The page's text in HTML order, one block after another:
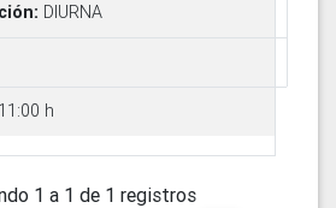
DIURNA
h
1 a 1 de 1 registros